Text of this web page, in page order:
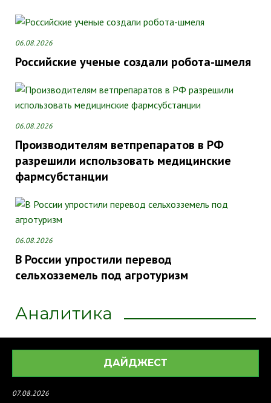
06.08.2026
Российские ученые создали робота-шмеля
06.08.2026
Производителям ветпрепаратов в РФ
разрешили использовать медицинские
фармсубстанции
06.08.2026
В России упростили перевод
сельхозземель под агротуризм
Аналитика
ДАЙДЖЕСТ
07.08.2026